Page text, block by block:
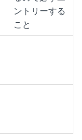
ントリーする
こと